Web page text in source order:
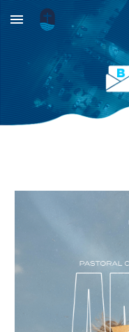
Skip to main content